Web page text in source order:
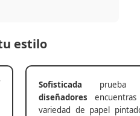
estilo
Sofisticada prueba
diseñadores
variedad de papel